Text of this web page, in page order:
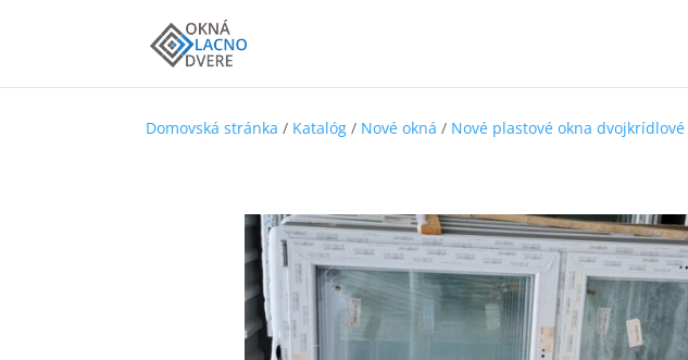
Domovská stránka / Katalóg / Nové okná / Nové plastové okna dvojkrídlové